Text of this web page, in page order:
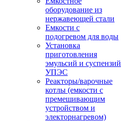
оборудование из
нержавеющей стали
Емкости с
подогревом для воды
Установка
приготовления
эмульсий и суспензий
УПЭС
Реакторы/варочные
котлы (емкости с
премешивающим
устройством и
электорнагревом)